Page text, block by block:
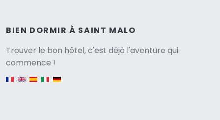
BIEN DORMIR À SAINT MALO
Trouver le bon hôtel, c'est déjà l'aventure qui
commence !
English version